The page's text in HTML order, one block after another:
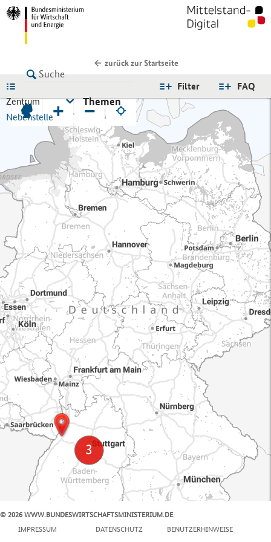
zurück zur Startseite
FAQ
Filter
Zentrum
Nebenstelle
Themen
+ −
© 2026 WWW.BUNDESWIRTSCHAFTSMINISTERIUM.DE
IMPRESSUM
DATENSCHUTZ BENUTZERHINWEISE